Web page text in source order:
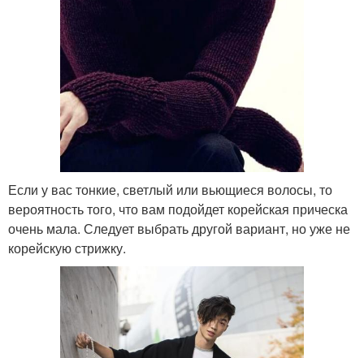
Если у вас тонкие, светлый или вьющиеся волосы, то
вероятность того, что вам подойдет корейская прическа
очень мала. Следует выбрать другой вариант, но уже не
корейскую стрижку.